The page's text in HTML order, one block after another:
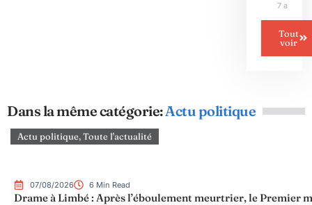
7 août
Tout
voir
Dans la même catégorie:Actu politique
Actu politique,Toute l'actualité
07/08/2026 6 Min Read
Drame à Limbé : Après l’éboulement meurtrier, le Premier